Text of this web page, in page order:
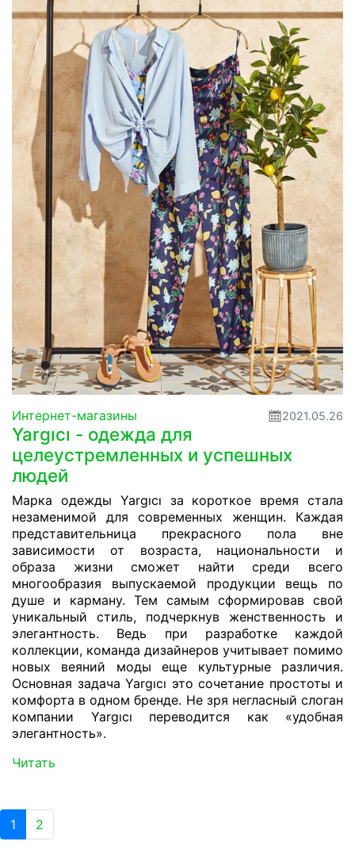
Интернет-магазины 2021.05.26
Yargıcı - одежда для
целеустремленных и успешных
людей
Марка одежды Yargıcı за короткое время стала
незаменимой для современных женщин. Каждая
представительница прекрасного пола вне
зависимости от возраста, национальности и
образа жизни сможет найти среди всего
многообразия выпускаемой продукции вещь по
душе и карману. Тем самым сформировав свой
уникальный стиль, подчеркнув женственность и
элегантность. Ведь при разработке каждой
коллекции, команда дизайнеров учитывает помимо
новых веяний моды еще культурные различия.
Основная задача Yargıcı это сочетание простоты и
комфорта в одном бренде. Не зря негласный слоган
компании Yargıcı переводится как «удобная
элегантность».
Читать
1 2